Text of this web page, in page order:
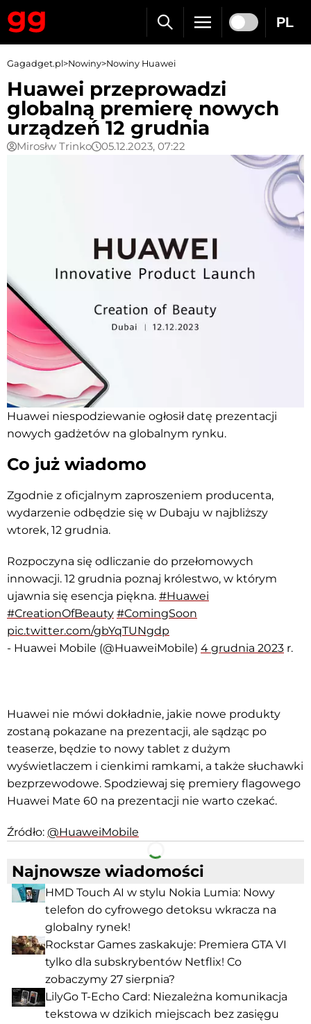
PL
Gagadget.pl>Nowiny>Nowiny Huawei
Huawei przeprowadzi
globalną premierę nowych
urządzeń 12 grudnia
Mirosłw Trinko 05.12.2023, 07:22
Huawei niespodziewanie ogłosił datę prezentacji
nowych gadżetów na globalnym rynku.
Co już wiadomo
Zgodnie z oficjalnym zaproszeniem producenta,
wydarzenie odbędzie się w Dubaju w najbliższy
wtorek, 12 grudnia.
Rozpoczyna się odliczanie do przełomowych
innowacji. 12 grudnia poznaj królestwo, w którym
ujawnia się esencja piękna. #Huawei
#CreationOfBeauty #ComingSoon
pic.twitter.com/gbYqTUNgdp
- Huawei Mobile (@HuaweiMobile) 4 grudnia 2023 r.
Huawei nie mówi dokładnie, jakie nowe produkty
zostaną pokazane na prezentacji, ale sądząc po
teaserze, będzie to nowy tablet z dużym
wyświetlaczem i cienkimi ramkami, a także słuchawki
bezprzewodowe. Spodziewaj się premiery flagowego
Huawei Mate 60 na prezentacji nie warto czekać.
Źródło: @HuaweiMobile
Facebook Telegram
Najnowsze wiadomości
HMD Touch AI w stylu Nokia Lumia: Nowy
telefon do cyfrowego detoksu wkracza na
globalny rynek!
Rockstar Games zaskakuje: Premiera GTA VI
tylko dla subskrybentów Netflix! Co
zobaczymy 27 sierpnia?
LilyGo T-Echo Card: Niezależna komunikacja
tekstowa w dzikich miejscach bez zasięgu